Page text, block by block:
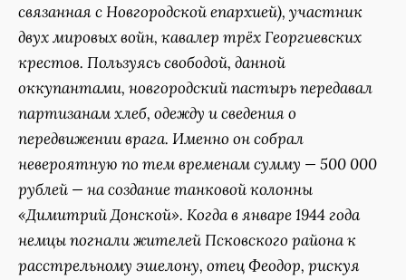
связанная с Новгородской епархией), участник
двух мировых войн, кавалер трёх Георгиевских
крестов. Пользуясь свободой, данной
оккупантами, новгородский пастырь передавал
партизанам хлеб, одежду и сведения о
передвижении врага. Именно он собрал
невероятную по тем временам сумму — 500 000
рублей — на создание танковой колонны
«Димитрий Донской». Когда в январе 1944 года
немцы погнали жителей Псковского района к
расстрельному эшелону, отец Феодор, рискуя